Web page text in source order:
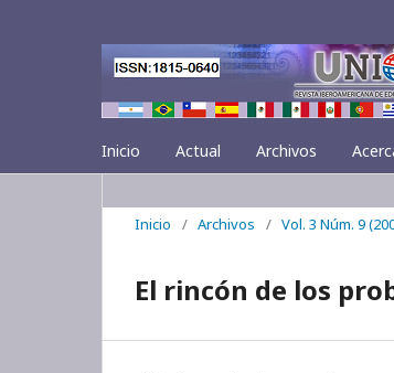
Inicio Actual Archivos
Inicio / Archivos / Vol. 3 Núm. 9
El rincón de los